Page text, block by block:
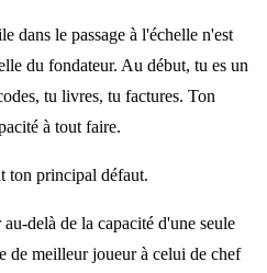
dans le passage à l'échelle n'est
du fondateur. Au début, tu es un
tu livres, tu factures. Ton
à tout faire.
ton principal défaut.
delà de la capacité d'une seule
de meilleur joueur à celui de chef